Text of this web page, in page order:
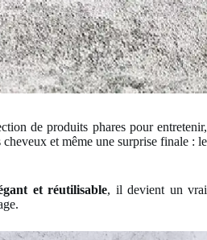
de produits phares pour entretenir,
et même une surprise finale : le
et réutilisable, il devient un vrai